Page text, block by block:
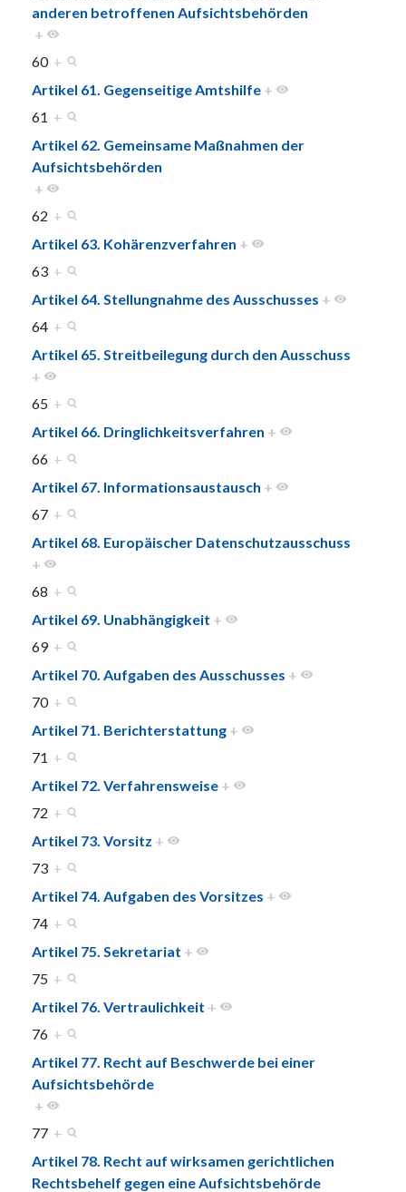
anderen betroffenen Aufsichtsbehörden
+
60 +
Artikel 61. Gegenseitige Amtshilfe +
61 +
Artikel 62. Gemeinsame Maßnahmen der
Aufsichtsbehörden
+
62 +
Artikel 63. Kohärenzverfahren +
63 +
Artikel 64. Stellungnahme des Ausschusses +
64 +
Artikel 65. Streitbeilegung durch den Ausschuss
+
65 +
Artikel 66. Dringlichkeitsverfahren +
66 +
Artikel 67. Informationsaustausch +
67 +
Artikel 68. Europäischer Datenschutzausschuss
+
68 +
Artikel 69. Unabhängigkeit +
69 +
Artikel 70. Aufgaben des Ausschusses +
70 +
Artikel 71. Berichterstattung +
71 +
Artikel 72. Verfahrensweise +
72 +
Artikel 73. Vorsitz +
73 +
Artikel 74. Aufgaben des Vorsitzes +
74 +
Artikel 75. Sekretariat +
75 +
Artikel 76. Vertraulichkeit +
76 +
Artikel 77. Recht auf Beschwerde bei einer
Aufsichtsbehörde
+
77 +
Artikel 78. Recht auf wirksamen gerichtlichen
Rechtsbehelf gegen eine Aufsichtsbehörde